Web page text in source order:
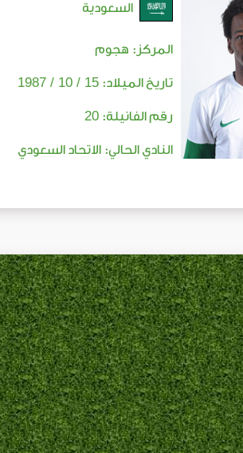
السعودية
المركز: هجوم
تاريخ الميلاد: 15 / 10 / 1987
رقم الفانيلة: 20
النادي الحالي: الاتحاد السعودي